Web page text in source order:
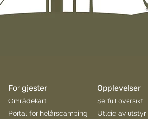
For gjester
Områdekart
Portal for helårscamping
Opplevelser
Se full oversikt
Utleie av utstyr